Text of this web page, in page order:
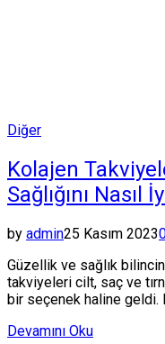
Posted
Diğer
Kolajen
Sağlığını Nasıl
by admin25 Kasım 2023
Güzellik ve sağlık
takviyeleri cilt, saç ve
bir seçenek haline geldi.
Devamını Oku